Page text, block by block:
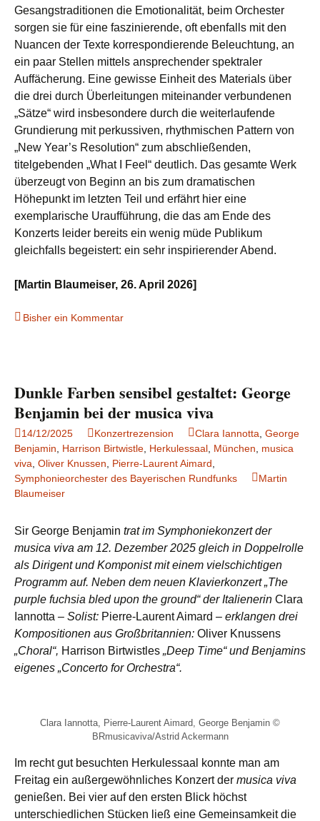
Gesangstraditionen die Emotionalität, beim Orchester
sorgen sie für eine faszinierende, oft ebenfalls mit den
Nuancen der Texte korrespondierende Beleuchtung, an
ein paar Stellen mittels ansprechender spektraler
Auffächerung. Eine gewisse Einheit des Materials über
die drei durch Überleitungen miteinander verbundenen
„Sätze“ wird insbesondere durch die weiterlaufende
Grundierung mit perkussiven, rhythmischen Pattern von
„New Year’s Resolution“ zum abschließenden,
titelgebenden „What I Feel“ deutlich. Das gesamte Werk
überzeugt von Beginn an bis zum dramatischen
Höhepunkt im letzten Teil und erfährt hier eine
exemplarische Uraufführung, die das am Ende des
Konzerts leider bereits ein wenig müde Publikum
gleichfalls begeistert: ein sehr inspirierender Abend.
[Martin Blaumeiser, 26. April 2026]
Bisher ein Kommentar
Dunkle Farben sensibel gestaltet: George
Benjamin bei der musica viva
14/12/2025 Konzertrezension Clara Iannotta George
Benjamin
Harrison Birtwistle Herkulessaal München
musica
viva Oliver Knussen Pierre-Laurent Aimard
Symphonieorchester des Bayerischen Rundfunks
Martin
Blaumeiser
Sir George Benjamin trat im Symphoniekonzert der
musica viva am 12. Dezember 2025 gleich in Doppelrolle
als Dirigent und Komponist mit einem vielschichtigen
Programm auf. Neben dem neuen Klavierkonzert „The
purple fuchsia bled upon the ground“ der Italienerin Clara
Iannotta – Solist: Pierre-Laurent Aimard – erklangen drei
Kompositionen aus Großbritannien: Oliver Knussens
„Choral“, Harrison Birtwistles „Deep Time“ und Benjamins
eigenes „Concerto for Orchestra“.
Clara Iannotta, Pierre-Laurent Aimard, George Benjamin ©
BRmusicaviva/Astrid Ackermann
Im recht gut besuchten Herkulessaal konnte man am
Freitag ein außergewöhnliches Konzert der musica viva
genießen. Bei vier auf den ersten Blick höchst
unterschiedlichen Stücken ließ eine Gemeinsamkeit die